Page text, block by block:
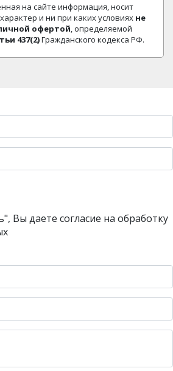
на сайте информация, носит
и ни при каких условиях не
офертой, определяемой
437(2)Гражданского кодекса РФ.
Вы даете согласие на обработку